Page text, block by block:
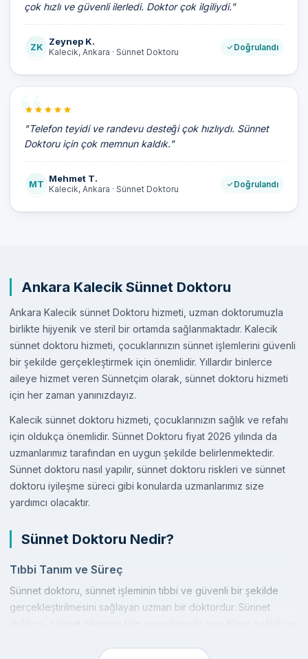
çok hızlı ve güvenli ilerledi. Doktor çok ilgiliydi."
ZK Zeynep K.
Kalecik, Ankara · Sünnet Doktoru Doğrulandı
"Telefon teyidi ve randevu desteği çok hızlıydı. Sünnet
Doktoru için çok memnun kaldık."
MT Mehmet T.
Kalecik, Ankara · Sünnet Doktoru Doğrulandı
Ankara Kalecik Sünnet Doktoru
Ankara Kalecik sünnet Doktoru hizmeti, uzman doktorumuzla
birlikte hijyenik ve steril bir ortamda sağlanmaktadır. Kalecik
sünnet doktoru hizmeti, çocuklarınızın sünnet işlemlerini güvenli
bir şekilde gerçekleştirmek için önemlidir. Yıllardır binlerce
aileye hizmet veren Sünnetçim olarak, sünnet doktoru hizmeti
için her zaman yanınızdayız.
Kalecik sünnet doktoru hizmeti, çocuklarınızın sağlık ve refahı
için oldukça önemlidir. Sünnet Doktoru fiyat 2026 yılında da
uzmanlarımız tarafından en uygun şekilde belirlenmektedir.
Sünnet doktoru nasıl yapılır, sünnet doktoru riskleri ve sünnet
doktoru iyileşme süreci gibi konularda uzmanlarımız size
yardımcı olacaktır.
Sünnet Doktoru Nedir?
Tıbbi Tanım ve Süreç
Sünnet doktoru, sünnet işleminin tıbbi ve güvenli bir şekilde
gerçekleştirilmesini sağlayan uzman bir doktordur. Sünnet
sorusunun cevabı, lokal anestezi, klamp ve lazer sünnet gibi